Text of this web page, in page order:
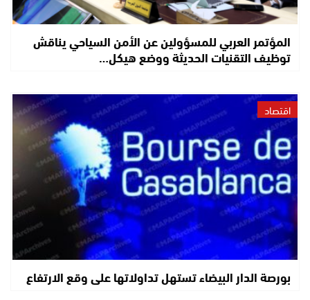
المؤتمر العربي للمسؤولين عن الأمن السياحي يناقش
توظيف التقنيات الحديثة ووضع هيكل…
اقتصاد
بورصة الدار البيضاء تستهل تداولاتها على وقع الارتفاع